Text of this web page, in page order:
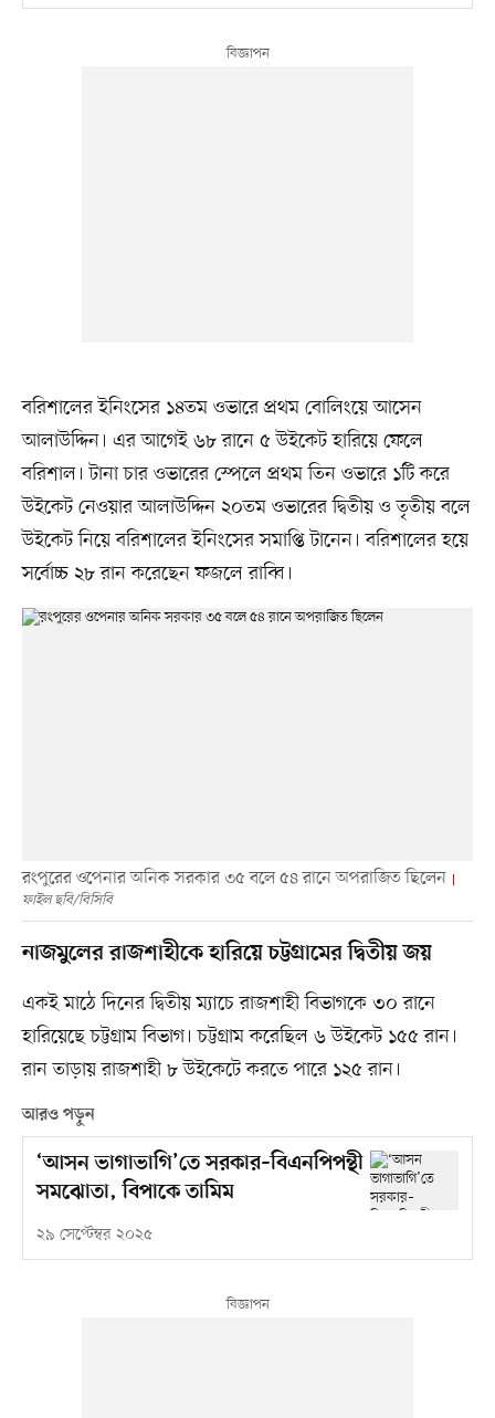
বরিশালের ইনিংসের ১৪তম ওভারে প্রথম বোলিংয়ে আসেন
আলাউদ্দিন। এর আগেই ৬৮ রানে ৫ উইকেট হারিয়ে ফেলে
বরিশাল। টানা চার ওভারের স্পেলে প্রথম তিন ওভারে ১টি করে
উইকেট নেওয়ার আলাউদ্দিন ২০তম ওভারের দ্বিতীয় ও তৃতীয় বলে
উইকেট নিয়ে বরিশালের ইনিংসের সমাপ্তি টানেন। বরিশালের হয়ে
সর্বোচ্চ ২৮ রান করেছেন ফজলে রাব্বি।
রংপুরের ওপেনার অনিক সরকার ৩৫ বলে ৫৪ রানে অপরাজিত ছিলেন
ফাইল ছবি/বিসিবি
নাজমুলের রাজশাহীকে হারিয়ে চট্টগ্রামের দ্বিতীয় জয়
একই মাঠে দিনের দ্বিতীয় ম্যাচে রাজশাহী বিভাগকে ৩০ রানে
হারিয়েছে চট্টগ্রাম বিভাগ। চট্টগ্রাম করেছিল ৬ উইকেট ১৫৫ রান।
রান তাড়ায় রাজশাহী ৮ উইকেটে করতে পারে ১২৫ রান।
আরও পড়ুন
‘আসন ভাগাভাগি’তে সরকার–বিএনপিপন্থী
সমঝোতা, বিপাকে তামিম
২৯ সেপ্টেম্বর ২০২৫